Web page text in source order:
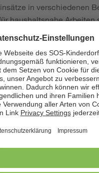
in verschiedenen
haushaltsnahe
für
Schutzmaßnahmen.
besuchen Sie die
zu absolvieren.
Sie verfügen
Sie beherrschen die